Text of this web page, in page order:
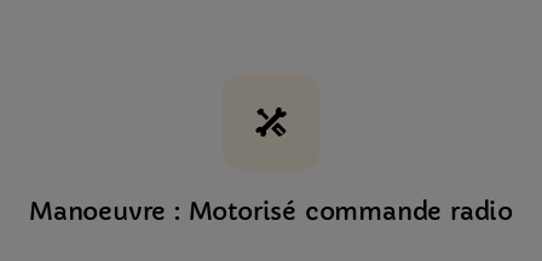
Manoeuvre : Motorisé commande radio